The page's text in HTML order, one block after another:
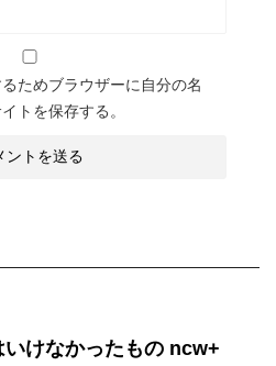
ためブラウザーに自分の名
トを保存する。
いけなかったもの ncw+